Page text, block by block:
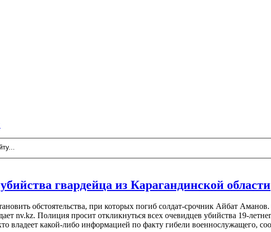
гвардейца из Карагандинской области
обстоятельства, при которых погиб солдат-срочник Айбат
nv.kz. Полиция просит откликнуться всех очевидцев убийства 19-
владеет какой-либо информацией по факту гибели военнослужащего,